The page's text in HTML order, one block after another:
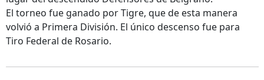
El torneo fue ganado por Tigre, que de esta manera
volvió a Primera División. El único descenso fue para
Tiro Federal de Rosario.